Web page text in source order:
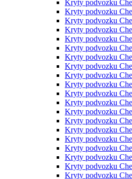
Kryty podvozku
Kryty podvozku
Kryty podvozku
Kryty podvozku
Kryty podvozku
Kryty podvozku
Kryty podvozku
Kryty podvozku
Kryty podvozku
Kryty podvozku
Kryty podvozku
Kryty podvozku
Kryty podvozku
Kryty podvozku
Kryty podvozku
Kryty podvozku
Kryty podvozku
Kryty podvozku
Kryty podvozku
Kryty podvozku